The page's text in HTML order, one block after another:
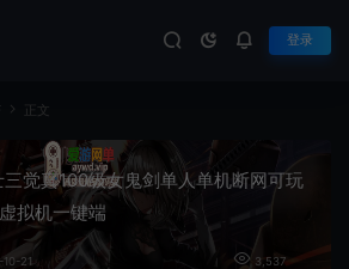
登录
正文
觉真100级女鬼剑单人单机断网可玩
拟机一键端
21 3,537